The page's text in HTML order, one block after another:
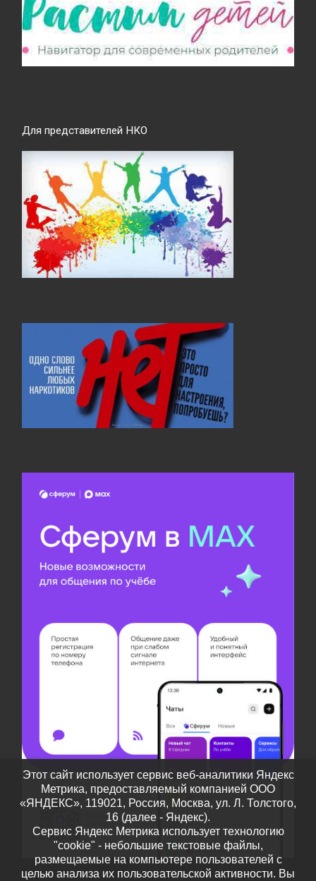
Для представителей НКО
Этот сайт использует сервис веб-аналитики Яндекс
Метрика, предоставляемый компанией ООО
«ЯНДЕКС», 119021, Россия, Москва, ул. Л. Толстого,
16 (далее - Яндекс).
Сервис Яндекс Метрика использует технологию
"cookie" - небольшие текстовые файлы,
размещаемые на компьютере пользователей с
целью анализа их пользовательской активности. Вы